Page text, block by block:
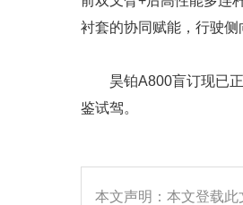
衬套的协同赋能，行驶
昊铂A800盲订现已
鉴试驾。
本文声明：本文登载